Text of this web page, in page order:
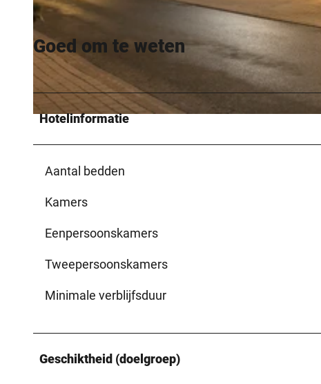
© stadt.fotograf.de, Michael Kirchner
Goed om te weten
Hotelinformatie
Aantal bedden
Kamers
Eenpersoonskamers
Tweepersoonskamers
Minimale verblijfsduur
Geschiktheid (doelgroep)